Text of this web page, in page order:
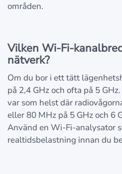
områden.
Vilken Wi-Fi-
nätverk?
Om du bor i ett tätt
på 2,4 GHz och ofta på 5
var som helst där
eller 80 MHz på 5 GHz och 6
Använd en Wi-Fi-analysator
realtidsbelastning innan du